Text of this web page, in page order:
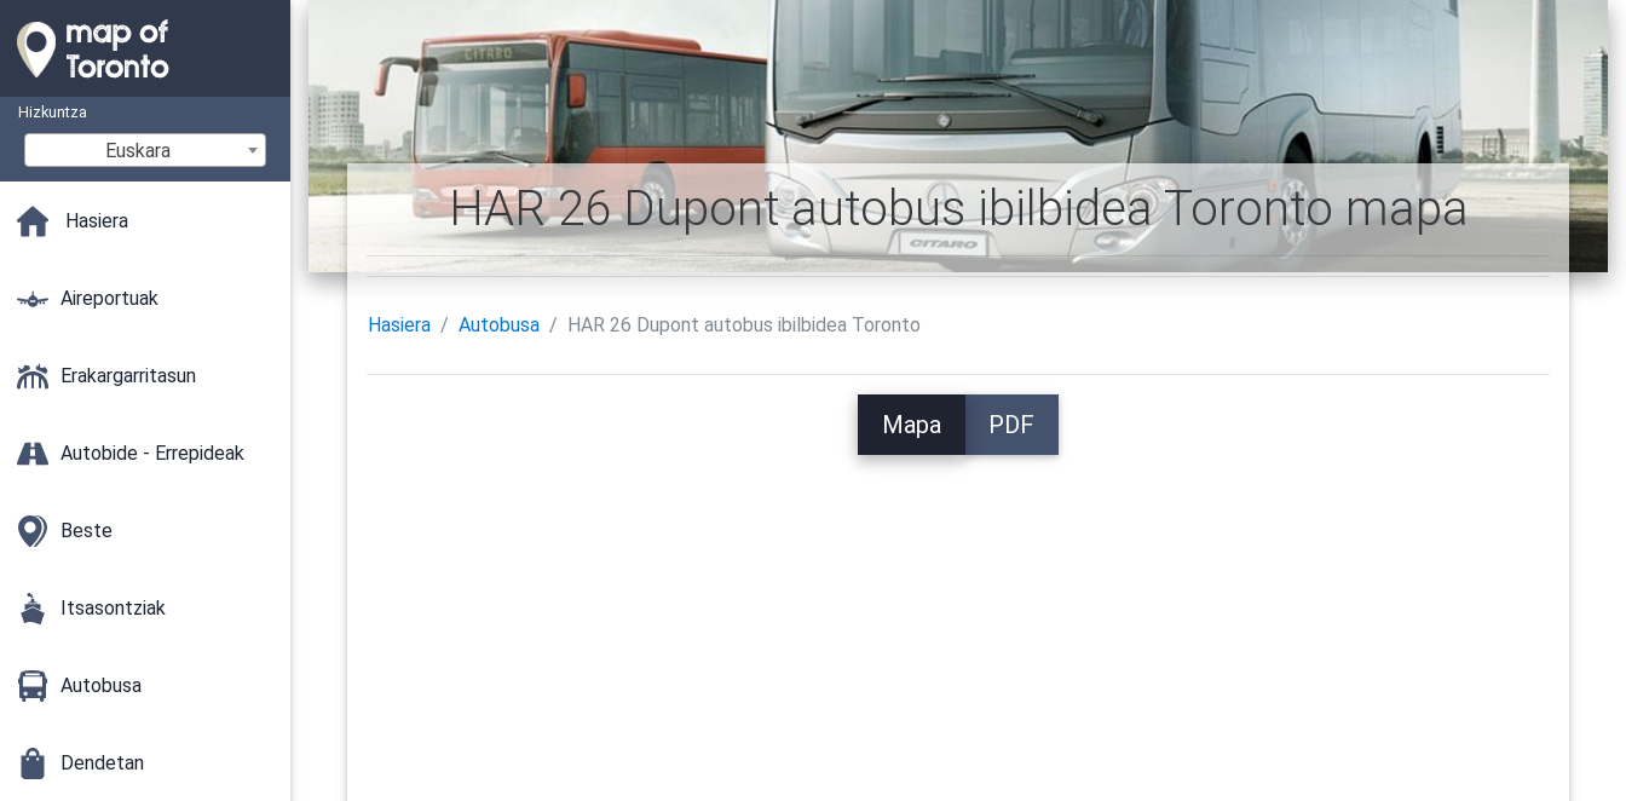
Hizkuntza
Euskara
Hasiera
Aireportuak
Erakargarritasun
Autobide - Errepideak
Beste
Itsasontziak
Autobusa
Dendetan
HAR 26 Dupont autobus ibilbidea Toronto mapa
Hasiera Autobusa HAR 26 Dupont autobus ibilbidea Toronto
Mapa PDF